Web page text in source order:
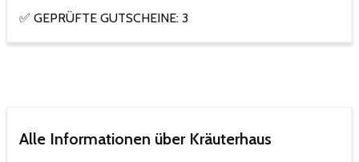
✅ GEPRÜFTE GUTSCHEINE: 3
Alle Informationen über Kräuterhaus